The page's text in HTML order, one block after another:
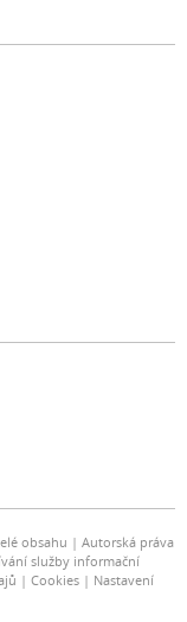
obsahu
Autorská práva
služby informační
Cookies
Nastavení